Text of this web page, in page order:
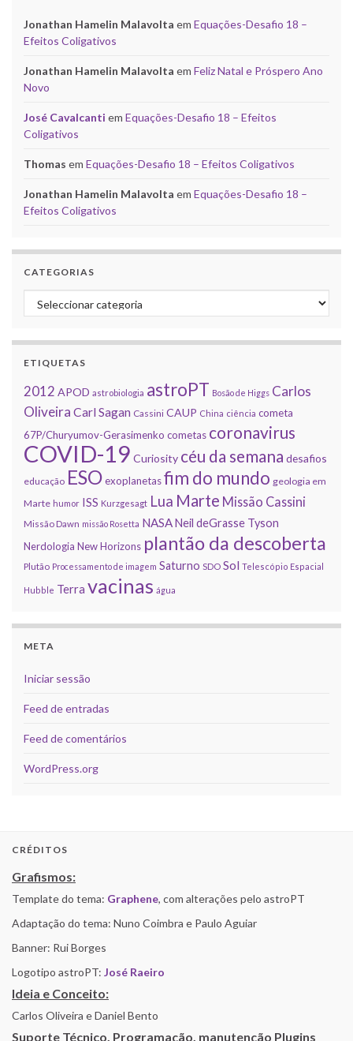
Jonathan Hamelin Malavolta em Equações-Desafio 18 –
Efeitos Coligativos
Jonathan Hamelin Malavolta em Feliz Natal e Próspero Ano
Novo
José Cavalcanti em Equações-Desafio 18 – Efeitos
Coligativos
Thomas em Equações-Desafio 18 – Efeitos Coligativos
Jonathan Hamelin Malavolta em Equações-Desafio 18 –
Efeitos Coligativos
CATEGORIAS
Categorias
ETIQUETAS
2012 APOD astrobiologia astroPT Bosão de Higgs Carlos
Oliveira Carl Sagan Cassini CAUP China ciência cometa
67P/Churyumov-Gerasimenko cometas coronavirus
COVID-19 Curiosity céu da semana desafios
educação ESOexoplanetasfim do mundo geologia em
Marte humor ISS Kurzgesagt Lua Marte Missão Cassini
Missão Dawn missão Rosetta NASANeil deGrasse Tyson
Nerdologia New Horizons plantão da descoberta
Plutão Processamento de imagem Saturno SDO Sol Telescópio Espacial
Hubble Terra vacinas água
META
Iniciar sessão
Feed de entradas
Feed de comentários
WordPress.org
CRÉDITOS
Grafismos:
Template do tema: Graphene, com alterações pelo astroPT
Adaptação do tema: Nuno Coimbra e Paulo Aguiar
Banner: Rui Borges
Logotipo astroPT: José Raeiro
Ideia e Conceito:
Carlos Oliveira e Daniel Bento
Suporte Técnico, Programação, manutenção Plugins